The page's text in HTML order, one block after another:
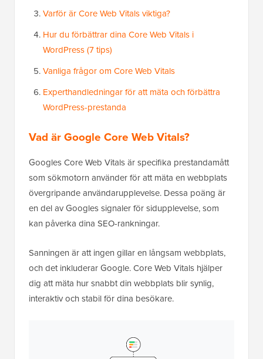
Varför är Core Web Vitals viktiga?
Hur du förbättrar dina Core Web Vitals i
WordPress (7 tips)
Vanliga frågor om Core Web Vitals
Experthandledningar för att mäta och förbättra
WordPress-prestanda
Vad är Google Core Web Vitals?
Googles Core Web Vitals är specifika prestandamått
som sökmotorn använder för att mäta en webbplats
övergripande användarupplevelse. Dessa poäng är
en del av Googles signaler för sidupplevelse, som
kan påverka dina SEO-rankningar.
Sanningen är att ingen gillar en långsam webbplats,
och det inkluderar Google. Core Web Vitals hjälper
dig att mäta hur snabbt din webbplats blir synlig,
interaktiv och stabil för dina besökare.